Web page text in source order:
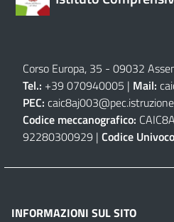
Corso Europa, 35 - 09032
Tel.: +39 070940005 | Mail:
PEC:
Codice meccanografico:
92280300929 | Codice
INFORMAZIONI SUL SITO